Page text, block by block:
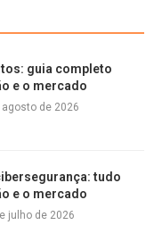
guia completo
e o mercado
agosto de 2026
tudo
e o mercado
julho de 2026